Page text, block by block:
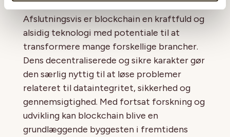
Afslutningsvis er blockchain en kraftfuld og
alsidig teknologi med potentiale til at
transformere mange forskellige brancher.
Dens decentraliserede og sikre karakter gør
den særlig nyttig til at løse problemer
relateret til dataintegritet, sikkerhed og
gennemsigtighed. Med fortsat forskning og
udvikling kan blockchain blive en
grundlæggende byggesten i fremtidens